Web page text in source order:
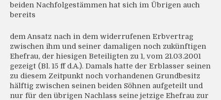
beiden Nachfolgestämmen hat sich im Übrigen auch
bereits
dem Ansatz nach in dem widerrufenen Erbvertrag
zwischen ihm und seiner damaligen noch zukünftigen
Ehefrau, der hiesigen Beteiligten zu 1, vom 21.03.2001
gezeigt (Bl. 15 ff d.A.). Damals hatte der Erblasser seinen
zu diesem Zeitpunkt noch vorhandenen Grundbesitz
hälftig zwischen seinen beiden Söhnen aufgeteilt und
nur für den übrigen Nachlass seine jetzige Ehefrau zur